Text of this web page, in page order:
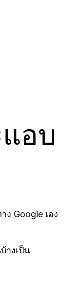
อบ
Google เอง
างเป็น